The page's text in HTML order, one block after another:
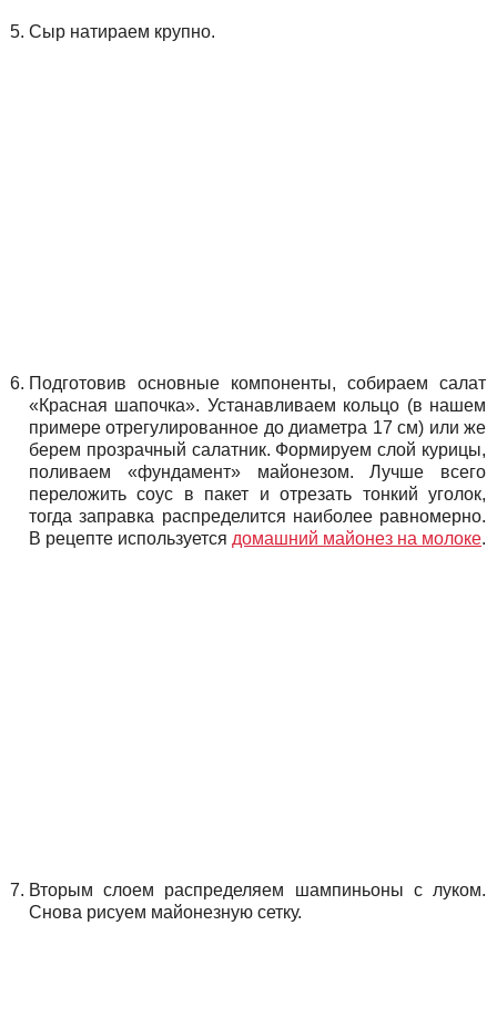
Сыр натираем крупно.
Подготовив основные компоненты, собираем салат
«Красная шапочка». Устанавливаем кольцо (в нашем
примере отрегулированное до диаметра 17 см) или же
берем прозрачный салатник. Формируем слой курицы,
поливаем «фундамент» майонезом. Лучше всего
переложить соус в пакет и отрезать тонкий уголок,
тогда заправка распределится наиболее равномерно.
В рецепте используется домашний майонез на молоке.
Вторым слоем распределяем шампиньоны с луком.
Снова рисуем майонезную сетку.